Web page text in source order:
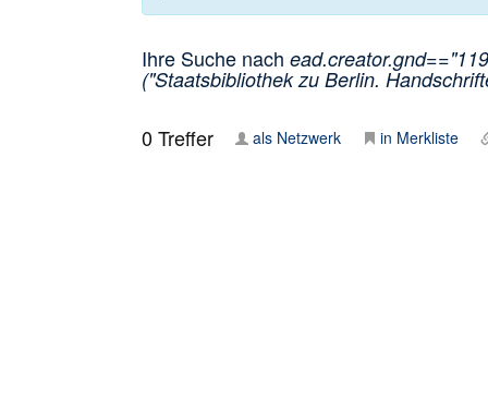
Ihre Suche nach
("Staatsbibliothek zu Berlin.
0Treffer als Netzwerk in Merkliste